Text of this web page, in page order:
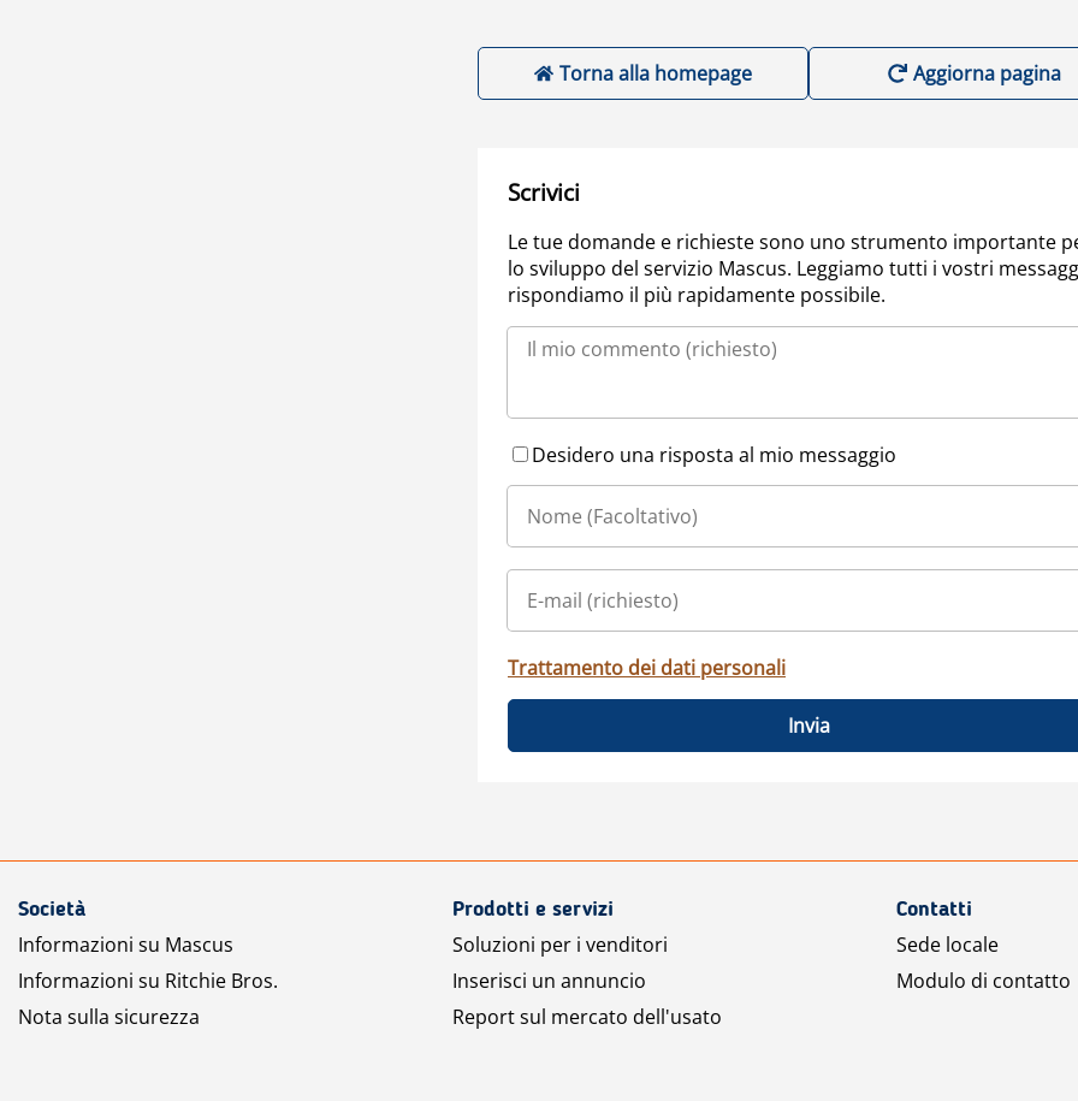
Torna alla homepage Aggiorna pagina
Scrivici
Le tue domande e richieste sono uno strumento importante
lo sviluppo del servizio Mascus. Leggiamo tutti i vostri
rispondiamo il più rapidamente possibile.
Desidero una risposta al mio messaggio
Trattamento dei dati personali
Invia
Società
Informazioni su Mascus
Informazioni su Ritchie Bros.
Nota sulla sicurezza
Prodotti e servizi
Soluzioni per i venditori
Inserisci un annuncio
Report sul mercato dell'usato
Contatti
Sede locale
Modulo di contatto